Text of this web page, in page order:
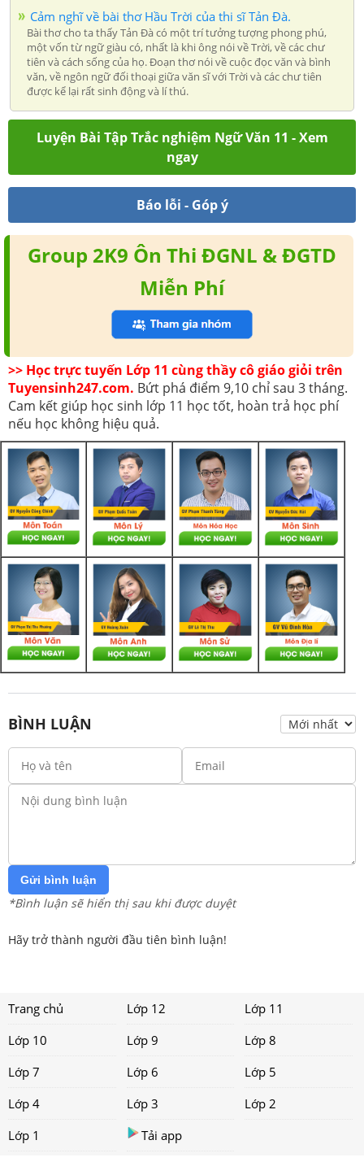
Cảm nghĩ về bài thơ Hầu Trời của thi sĩ Tản Đà.
Bài thơ cho ta thấy Tản Đà có một trí tưởng tượng phong phú,
một vốn từ ngữ giàu có, nhất là khi ông nói về Trời, về các chư
tiên và cách sống của họ. Đoạn thơ nói về cuộc đọc văn và bình
văn, về ngôn ngữ đối thoại giữa văn sĩ với Trời và các chư tiên
được kể lại rất sinh động và lí thú.
Luyện Bài Tập Trắc nghiệm Ngữ Văn 11 - Xem
ngay
Báo lỗi - Góp ý
Group 2K9 Ôn Thi ĐGNL & ĐGTD
Miễn Phí
>> Học trực tuyến Lớp 11 cùng thầy cô giáo giỏi trên
Tuyensinh247.com. Bứt phá điểm 9,10 chỉ sau 3 tháng.
Cam kết giúp học sinh lớp 11 học tốt, hoàn trả học phí
nếu học không hiệu quả.
BÌNH LUẬN
Gửi bình luận
*Bình luận sẽ hiển thị sau khi được duyệt
Hãy trở thành người đầu tiên bình luận!
Trang chủ Lớp 12
Lớp 11
Lớp 10
Lớp 9
Lớp 8
Lớp 7
Lớp 6
Lớp 5
Lớp 4
Lớp 3
Lớp 2
Lớp 1
Tải app